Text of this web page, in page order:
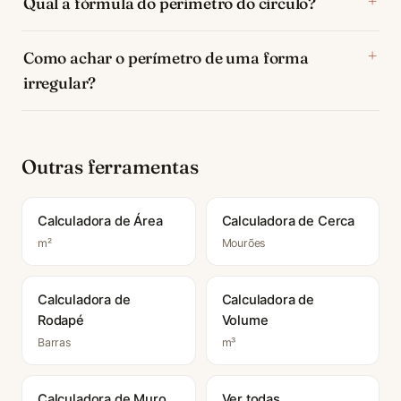
Como achar o perímetro de uma forma
irregular?
Outras ferramentas
Calculadora de Área
m²
Calculadora de Cerca
Mourões
Calculadora de
Rodapé
Barras
Calculadora de
Volume
m³